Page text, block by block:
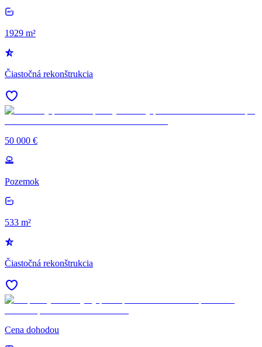
1929 m²
Čiastočná rekonštrukcia
50 000 €
Pozemok
533 m²
Čiastočná rekonštrukcia
Cena dohodou